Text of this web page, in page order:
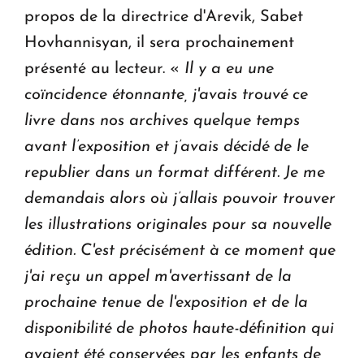
propos de la directrice d'Arevik, Sabet
Hovhannisyan, il sera prochainement
présenté au lecteur. « Il y a eu une
coïncidence étonnante, j'avais trouvé ce
livre dans nos archives quelque temps
avant l’exposition et j’avais décidé de le
republier dans un format différent. Je me
demandais alors où j’allais pouvoir trouver
les illustrations originales pour sa nouvelle
édition. C'est précisément à ce moment que
j'ai reçu un appel m'avertissant de la
prochaine tenue de l'exposition et de la
disponibilité de photos haute-définition qui
avaient été conservées par les enfants de